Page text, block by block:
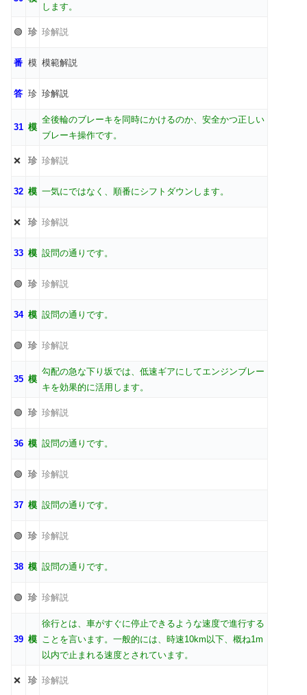
します。
🟢 珍 珍解説
番 模 模範解説
答 珍 珍解説
31 模
全後輪のブレーキを同時にかけるのか、安全かつ正しい
ブレーキ操作です。
❌ 珍 珍解説
32 模 一気にではなく、順番にシフトダウンします。
❌ 珍 珍解説
33 模 設問の通りです。
🟢 珍 珍解説
34 模 設問の通りです。
🟢 珍 珍解説
35 模
勾配の急な下り坂では、低速ギアにしてエンジンブレー
キを効果的に活用します。
🟢 珍 珍解説
36 模 設問の通りです。
🟢 珍 珍解説
37 模 設問の通りです。
🟢 珍 珍解説
38 模 設問の通りです。
🟢 珍 珍解説
39 模
徐行とは、車がすぐに停止できるような速度で進行する
ことを言います。一般的には、時速10km以下、概ね1m
以内で止まれる速度とされています。
❌ 珍 珍解説